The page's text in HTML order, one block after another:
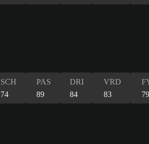
SCH
74
PAS
89
DRI
84
VRD
83
79